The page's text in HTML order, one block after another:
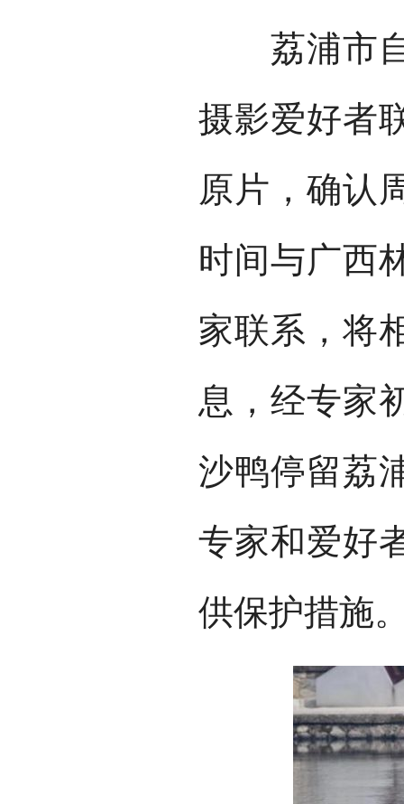
荔浦市自
摄影爱好者
原片，确认
时间与广西
家联系，将
息，经专家
沙鸭停留荔
专家和爱好
供保护措施